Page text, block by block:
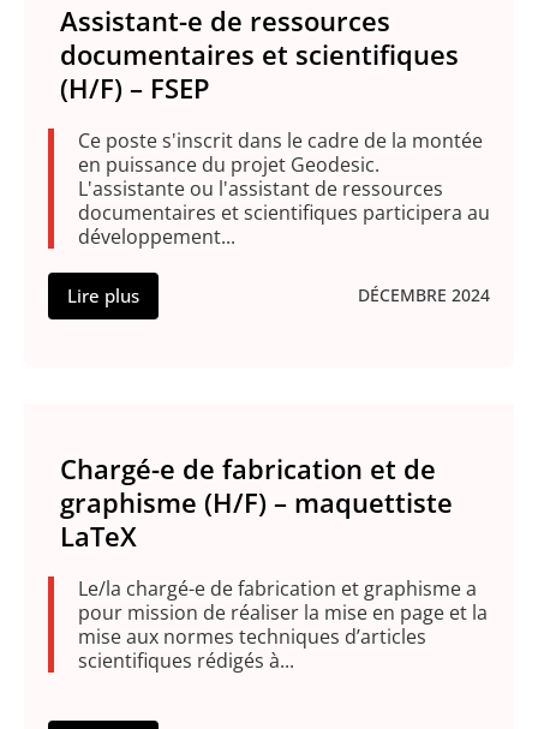
Assistant-e de ressources
documentaires et scientifiques
(H/F) – FSEP
Ce poste s'inscrit dans le cadre de la montée
en puissance du projet Geodesic.
L'assistante ou l'assistant de ressources
documentaires et scientifiques participera au
développement...
Lire plus DÉCEMBRE 2024
Chargé-e de fabrication et de
graphisme (H/F) – maquettiste
LaTeX
Le/la chargé-e de fabrication et graphisme a
pour mission de réaliser la mise en page et la
mise aux normes techniques d’articles
scientifiques rédigés à...